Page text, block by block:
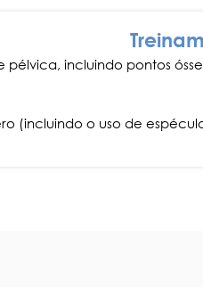
incluindo pontos
(incluindo o uso de